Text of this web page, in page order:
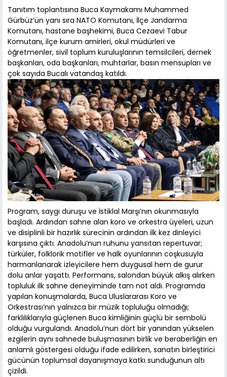
Tanıtım toplantısına Buca Kaymakamı Muhammed
Gürbüz’ün yanı sıra NATO Komutanı, İlçe Jandarma
Komutanı, hastane başhekimi, Buca Cezaevi Tabur
Komutanı, ilçe kurum amirleri, okul müdürleri ve
öğretmenler, sivil toplum kuruluşlarının temsilcileri, dernek
başkanları, oda başkanları, muhtarlar, basın mensupları ve
çok sayıda Bucalı vatandaş katıldı.
Program, saygı duruşu ve İstiklal Marşı’nın okunmasıyla
başladı. Ardından sahne alan koro ve orkestra üyeleri, uzun
ve disiplinli bir hazırlık sürecinin ardından ilk kez dinleyici
karşısına çıktı. Anadolu’nun ruhunu yansıtan repertuvar;
türküler, folklorik motifler ve halk oyunlarının coşkusuyla
harmanlanarak izleyicilere hem duygusal hem de gurur
dolu anlar yaşattı. Performans, salondan büyük alkış alırken
topluluk ilk sahne deneyiminde tam not aldı. Programda
yapılan konuşmalarda, Buca Uluslararası Koro ve
Orkestrası’nın yalnızca bir müzik topluluğu olmadığı;
farklılıklarıyla güçlenen Buca kimliğinin güçlü bir sembolü
olduğu vurgulandı. Anadolu’nun dört bir yanından yükselen
ezgilerin aynı sahnede buluşmasının birlik ve beraberliğin en
anlamlı göstergesi olduğu ifade edilirken, sanatın birleştirici
gücünün toplumsal dayanışmaya katkı sunduğunun altı
çizildi.